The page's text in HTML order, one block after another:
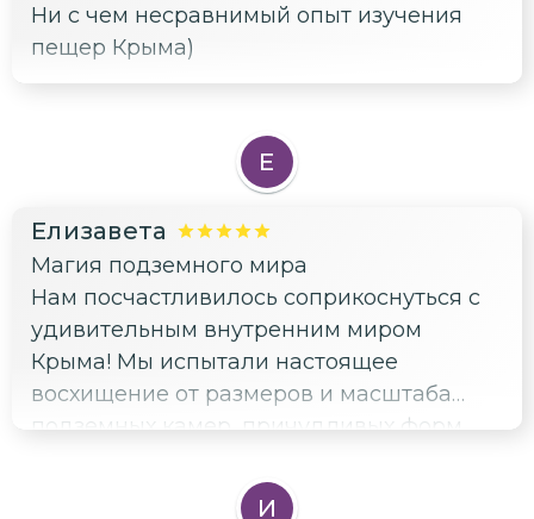
Ни с чем несравнимый опыт изучения
пещер Крыма)
Е
Елизавета
Магия подземного мира
Нам посчастливилось соприкоснуться с
удивительным внутренним миром
Крыма! Мы испытали настоящее
восхищение от размеров и масштаба
подземных камер, причудливых форм
И